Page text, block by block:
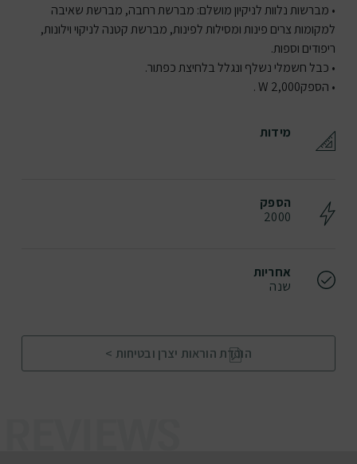
• מברשות נלוות לניקיון מושלם: מברשת רחבה, מברשת שאיבה
למקומות צרים פינות ומסילות לפינות, מברשת קטנה לניקוי וילונות,
ריפודים וספות.
• כבל חשמלי נשלף ונגלל בלחיצת כפתור.
• הספקW 2,000 .
מידות
הספק
2000
אחריות
שנה
הורדת הוראות יצרן ובטיחות >